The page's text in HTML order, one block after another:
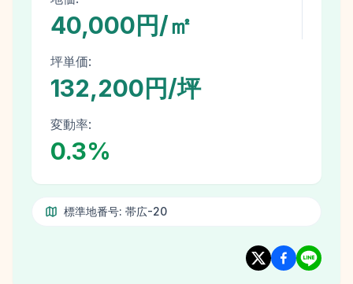
40,000円/㎡
坪単価:
132,200円/坪
変動率:
0.3%
標準地番号: 帯広-20